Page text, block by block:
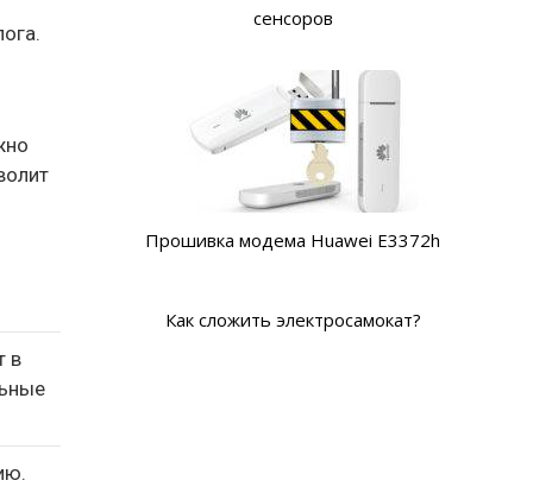
в
сенсоров
Прошивка модема Huawei E3372h
Как сложить электросамокат?